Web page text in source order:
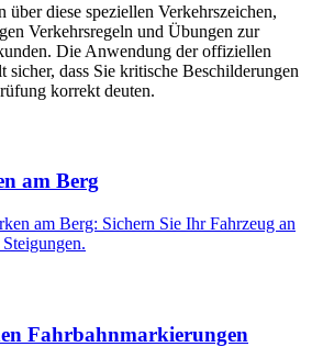
über diese speziellen Verkehrszeichen,
Verkehrsregeln und Übungen zur
Die Anwendung der offiziellen
dass Sie kritische Beschilderungen
korrekt deuten.
am Berg
am Berg: Sichern Sie Ihr Fahrzeug an
Fahrbahnmarkierungen